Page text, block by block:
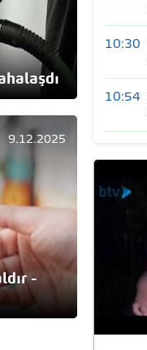
-
9.12.2025
10:30
10:54
05:00